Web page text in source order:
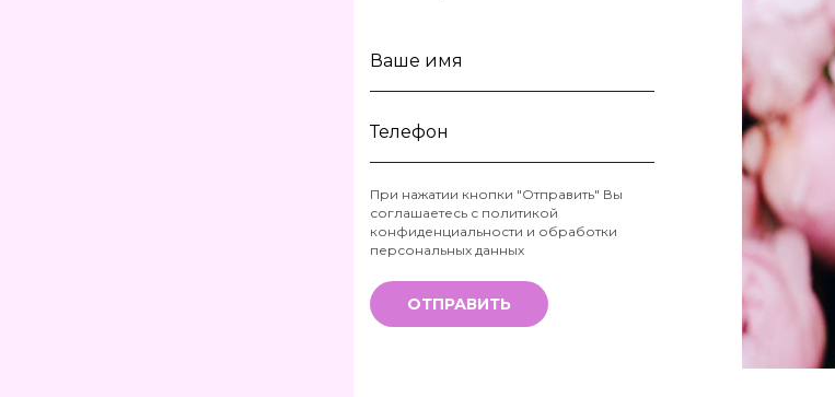
Ваше
Телефон
*
При нажатии кнопки "Отправить" Вы
соглашаетесь с политикой
конфиденциальности и обработки
персональных данных
ОТПРАВИТЬ